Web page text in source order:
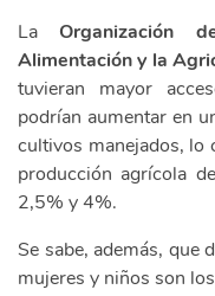
La Organización
Alimentación y la
tuvieran mayor
podrían aumentar en
cultivos manejados, lo
producción agrícola
2,5% y 4%.
Se sabe, además, que
mujeres y niños son